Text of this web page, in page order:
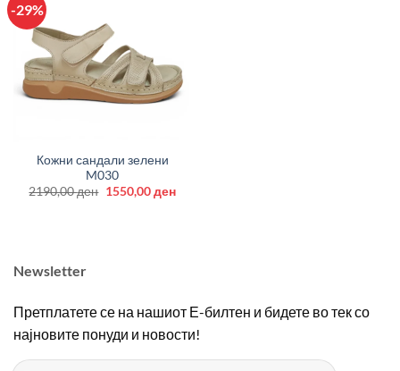
-29%
Кожни сандали зелени
M030
2190,00ден Original
1550,00денCurrent
Newsletter
Претплатете се на нашиот Е-билтен и бидете во тек со
најновите понуди и новости!